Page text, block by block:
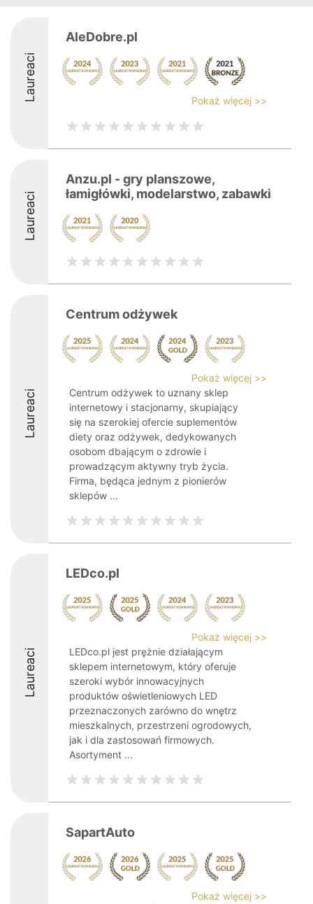
Laureaci
AleDobre.pl
Pokaż więcej >>
Laureaci
Anzu.pl - gry planszowe,
łamigłówki, modelarstwo, zabawki
Laureaci
Centrum odżywek
Pokaż więcej >>
Centrum odżywek to uznany sklep
internetowy i stacjonarny, skupiający
się na szerokiej ofercie suplementów
diety oraz odżywek, dedykowanych
osobom dbającym o zdrowie i
prowadzącym aktywny tryb życia.
Firma, będąca jednym z pionierów
sklepów ...
Laureaci
LEDco.pl
Pokaż więcej >>
LEDco.pl jest prężnie działającym
sklepem internetowym, który oferuje
szeroki wybór innowacyjnych
produktów oświetleniowych LED
przeznaczonych zarówno do wnętrz
mieszkalnych, przestrzeni ogrodowych,
jak i dla zastosowań firmowych.
Asortyment ...
SapartAuto
Pokaż więcej >>